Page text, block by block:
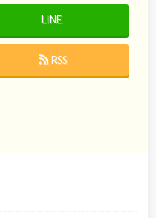
LINE
RSS